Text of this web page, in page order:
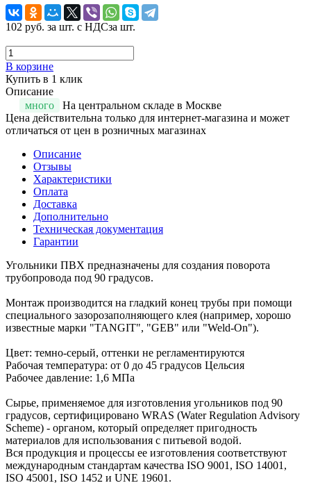
102 руб. за шт. с НДСза шт.
В корзине
Купить в 1 клик
Описание
много
На центральном складе в Москве
Цена действительна только для интернет-магазина и может
отличаться от цен в розничных магазинах
Описание
Отзывы
Характеристики
Оплата
Доставка
Дополнительно
Техническая документация
Гарантии
Угольники ПВХ предназначены для создания поворота
трубопровода под 90 градусов.
Монтаж производится на гладкий конец трубы при помощи
специального зазорозаполняющего клея (например, хорошо
известные марки "TANGIT", "GEB" или "Weld-On").
Цвет: темно-серый, оттенки не регламентируются
Рабочая температура: от 0 до 45 градусов Цельсия
Рабочее давление: 1,6 МПа
Сырье, применяемое для изготовления угольников под 90
градусов, сертифицировано WRAS (Water Regulation Advisory
Scheme) - органом, который определяет пригодность
материалов для использования с питьевой водой.
Вся продукция и процессы ее изготовления соответствуют
международным стандартам качества ISO 9001, ISO 14001,
ISO 45001, ISO 1452 и UNE 19601.